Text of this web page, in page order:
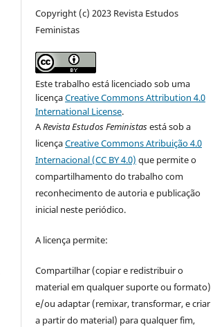
Copyright (c) 2023 Revista Estudos
Feministas
Este trabalho está licenciado sob uma
licençaCreative Commons Attribution 4.0
International License.
ARevista Estudos Feministasestá sob a
licençaCreative Commons Atribuição 4.0
Internacional (CC BY 4.0) que permite o
compartilhamento do trabalho com
reconhecimento de autoria e publicação
inicial neste periódico.
A licença permite:
Compartilhar (copiar e redistribuir o
material em qualquer suporte ou formato)
e/ou adaptar (remixar, transformar, e criar
a partir do material) para qualquer fim,